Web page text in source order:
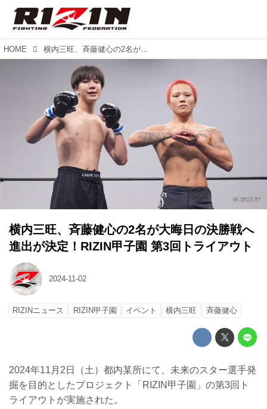
HOME 横内三旺、⻫藤健心の2名が大晦日の決勝戦へ進出が決定！RIZIN甲子園 第3回トライアウト
横内三旺、⻫藤健心の2名が大晦日の決勝戦へ
進出が決定！RIZIN甲子園 第3回トライアウト
2024-11-02
RIZINニュース RIZIN甲子園 イベント 横内三旺 ⻫藤健心
2024年11月2日（土）都内某所にて、未来のスター選手発
掘を目的としたプロジェクト「RIZIN甲子園」の第3回ト
ライアウトが実施された。